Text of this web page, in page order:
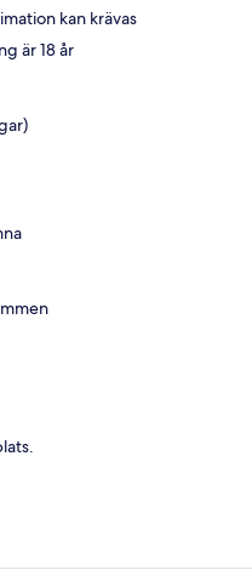
kan krävas
är 18 år